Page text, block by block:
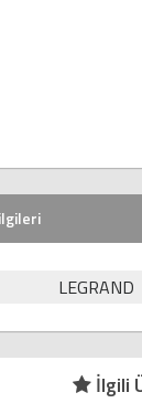
LEGRAND
İlgili